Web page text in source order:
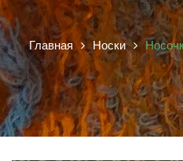
Главная Носки